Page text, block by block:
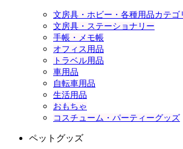
文房具・ホビー・各種用品カテゴ
文房具・ステーショナリー
手帳・メモ帳
オフィス用品
トラベル用品
車用品
自転車用品
生活用品
おもちゃ
コスチューム・パーティーグッズ
ペットグッズ